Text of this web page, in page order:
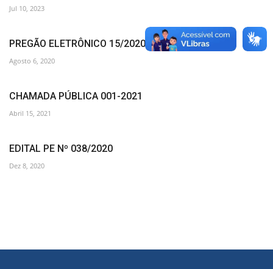
Jul 10, 2023
PREGÃO ELETRÔNICO 15/2020
Agosto 6, 2020
CHAMADA PÚBLICA 001-2021
Abril 15, 2021
EDITAL PE Nº 038/2020
Dez 8, 2020